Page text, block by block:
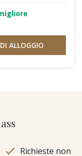
ALLOGGIO
Richieste non